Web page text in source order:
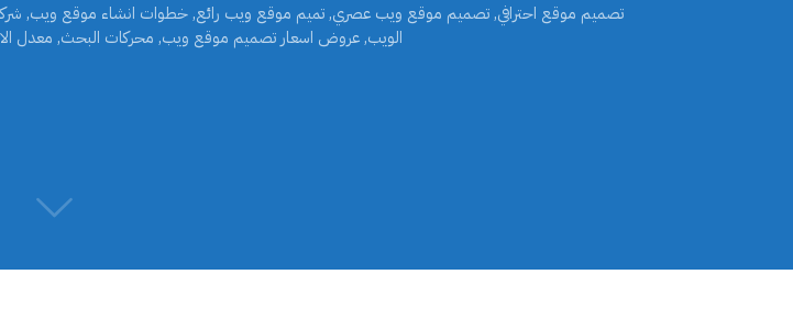
تصميم موقع احترافي,تصميم موقع ويب عصري,تميم موقع ويب رائع,خطوات انشاء موقع ويب,
الويب,عروض اسعار تصميم موقع ويب, محركات البحث, معدل